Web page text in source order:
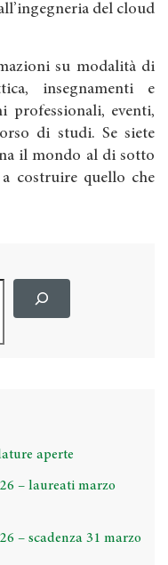
del cloud
su modalità di
insegnamenti e
professionali, eventi,
di studi. Se siete
il mondo al di sotto
costruire quello che
aperte
– laureati marzo
– scadenza 31 marzo